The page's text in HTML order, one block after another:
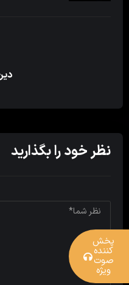
نظر خود را بگذارید
پخش
کننده
صوت
ویژه